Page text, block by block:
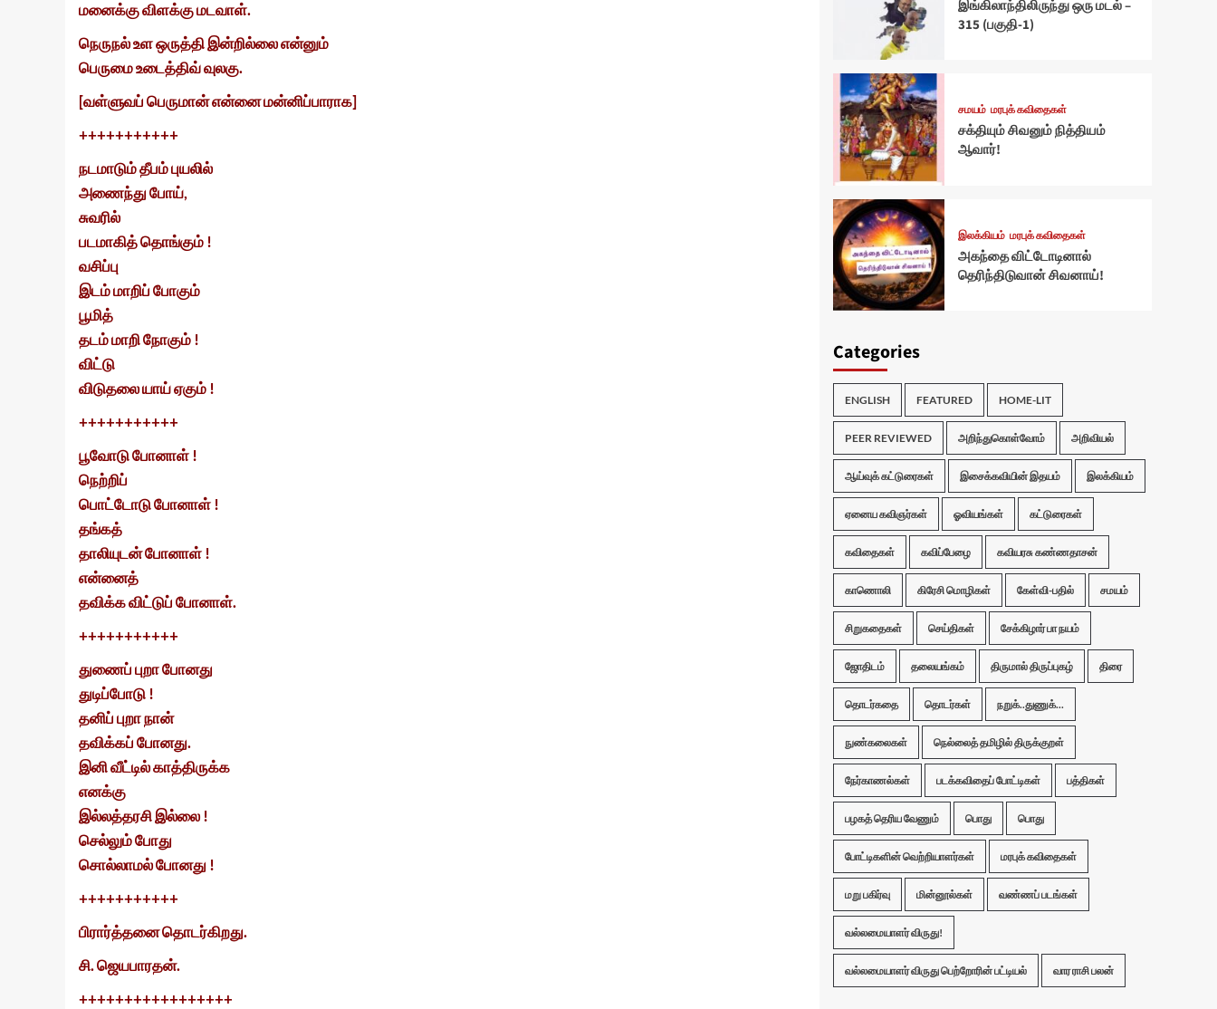
மனைக்கு விளக்கு மடவாள்.
நெருநல் உள ஒருத்தி இன்றில்லை என்னும்
பெருமை உடைத்திவ் வுலகு.
[வள்ளுவப் பெருமான் என்னை மன்னிப்பாராக]
+++++++++++
நடமாடும் தீபம் புயலில்
அணைந்து போய்,
சுவரில்
படமாகித் தொங்கும் !
வசிப்பு
இடம் மாறிப் போகும்
பூமித்
தடம் மாறி நோகும் !
விட்டு
விடுதலை யாய் ஏகும் !
+++++++++++
பூவோடு போனாள் !
நெற்றிப்
பொட்டோடு போனாள் !
தங்கத்
தாலியுடன் போனாள் !
என்னைத்
தவிக்க விட்டுப் போனாள்.
+++++++++++
துணைப் புறா போனது
துடிப்போடு !
தனிப் புறா நான்
தவிக்கப் போனது.
இனி வீட்டில் காத்திருக்க
எனக்கு
இல்லத்தரசி இல்லை !
செல்லும் போது
சொல்லாமல் போனது !
+++++++++++
பிரார்த்தனை தொடர்கிறது.
சி. ஜெயபாரதன்.
+++++++++++++++++
இங்கிலாந்திலிருந்து ஒரு மடல் –
315 (பகுதி-1)
சமயம் மரபுக் கவிதைகள்
சக்தியும் சிவனும் நித்தியம்
ஆவார்!
இலக்கியம் மரபுக் கவிதைகள்
அகந்தை விட்டோடினால்
தெரிந்திடுவான் சிவனாய்!
Categories
ENGLISH FEATURED HOME-LIT
PEER REVIEWED அறிந்துகொள்வோம் அறிவியல்
ஆய்வுக் கட்டுரைகள் இசைக்கவியின் இதயம் இலக்கியம்
ஏனைய கவிஞர்கள் ஓவியங்கள் கட்டுரைகள்
கவிதைகள் கவிப்பேழை கவியரசு கண்ணதாசன்
காணொலி கிரேசி மொழிகள் கேள்வி-பதில் சமயம்
சிறுகதைகள் செய்திகள் சேக்கிழார் பா நயம்
ஜோதிடம் தலையங்கம் திருமால் திருப்புகழ் திரை
தொடர்கதை தொடர்கள் நறுக்..துணுக்...
நுண்கலைகள் நெல்லைத் தமிழில் திருக்குறள்
நேர்காணல்கள் படக்கவிதைப் போட்டிகள் பத்திகள்
பழகத் தெரிய வேணும் பொது பொது
போட்டிகளின் வெற்றியாளர்கள் மரபுக் கவிதைகள்
மறு பகிர்வு மின்னூல்கள் வண்ணப் படங்கள்
வல்லமையாளர் விருது!
வல்லமையாளர் விருது பெற்றோரின் பட்டியல் வார ராசி பலன்